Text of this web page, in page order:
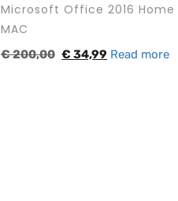
Microsoft Office 2016 Home
MAC
€200,00 € 34,99 Read more